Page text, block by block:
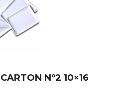
Nº2 10×16